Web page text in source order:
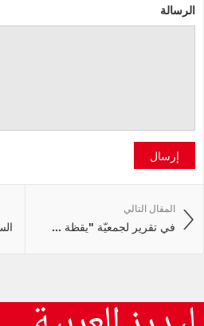
الرسالة
إرسال
المقال التالي
في تقرير لجمعيّة "يقظة ...